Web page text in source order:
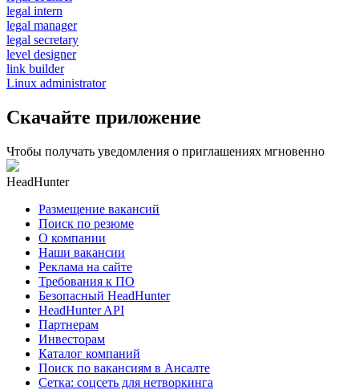
legal intern
legal manager
legal secretary
level designer
link builder
Linux administrator
Скачайте приложение
Чтобы получать уведомления о приглашениях мгновенно
HeadHunter
Размещение вакансий
Поиск по резюме
О компании
Наши вакансии
Реклама на сайте
Требования к ПО
Безопасный HeadHunter
HeadHunter API
Партнерам
Инвесторам
Каталог компаний
Поиск по вакансиям в Ансалте
Сетка: соцсеть для нетворкинга